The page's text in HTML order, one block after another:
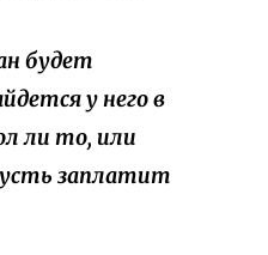
будет
у него в
ли то, или
заплатит